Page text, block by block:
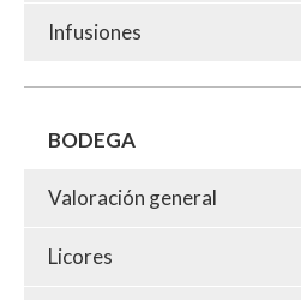
Infusiones
BODEGA
Valoración general
Licores